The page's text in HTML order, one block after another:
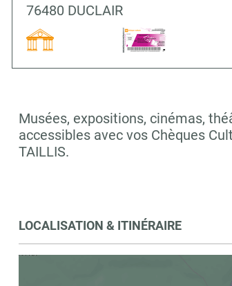
76480 DUCLAIR
Musées, expositions, cinémas,
accessibles avec vos Chèques
TAILLIS.
LOCALISATION & ITINÉRAIRE